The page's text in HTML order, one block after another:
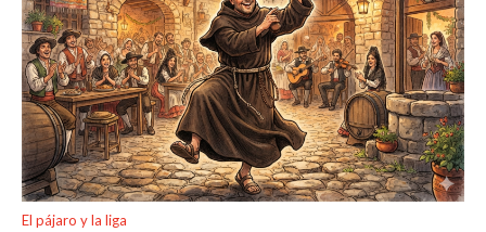
El pájaro y la liga